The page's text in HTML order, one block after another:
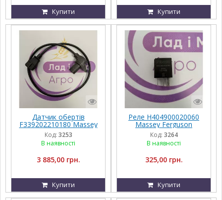
Купити Купити
Датчик обертів
F339202210180 Massey
Ferguson
Код: 3253
В наявності
3 885,00 грн.
Купити
Реле H404900020060
Massey Ferguson
Код: 3264
В наявності
325,00 грн.
Купити